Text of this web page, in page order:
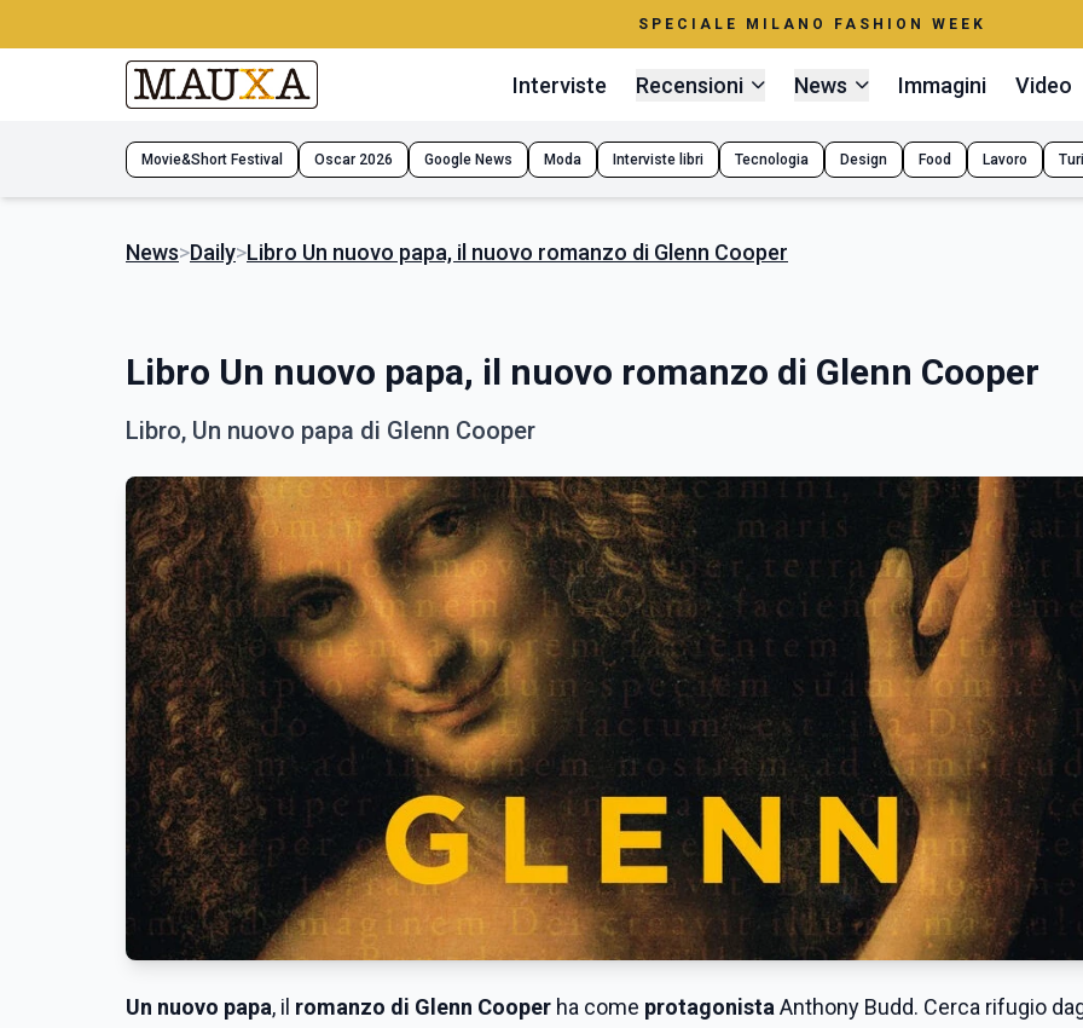
SPECIALE MILANO FASHION WEEK
Interviste Recensioni News Immagini Video
Movie&Short Festival Oscar 2026 Google News Moda Interviste libri Tecnologia Design Food Lavoro
News>Daily>Libro Un nuovo papa, il nuovo romanzo di Glenn Cooper
Libro Un nuovo papa, il nuovo romanzo di Glenn Cooper
Libro, Un nuovo papa di Glenn Cooper
Un nuovo papa, il romanzo di Glenn Cooper ha come protagonista Anthony Budd. Cerca rifugio